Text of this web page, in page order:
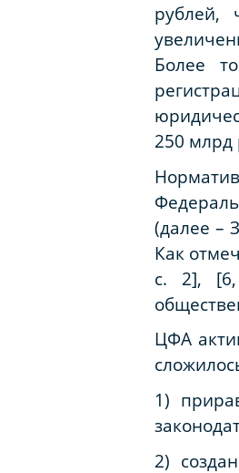
рублей,
Более
250 млрд
(далее –
Как
с. 2], [6,
ЦФА
1)
2)